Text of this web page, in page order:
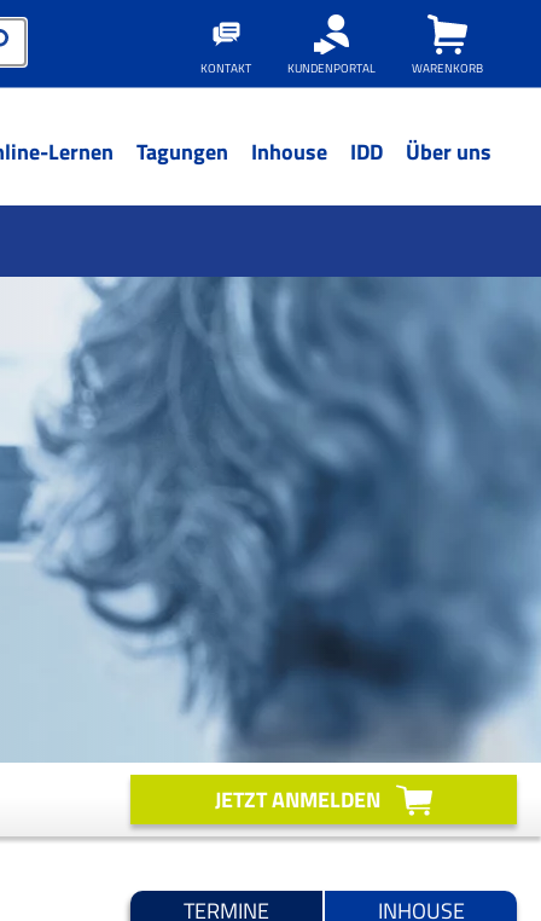
KONTAKT KUNDENPORTAL WARENKORB
Lernen Tagungen Inhouse IDD Über uns
JETZT ANMELDEN
TERMINE INHOUSE